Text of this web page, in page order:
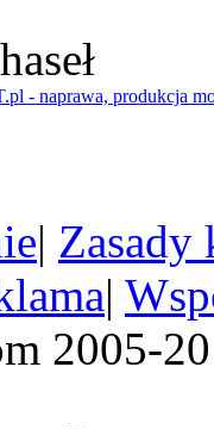
haseł
| Zasady
|
2005-